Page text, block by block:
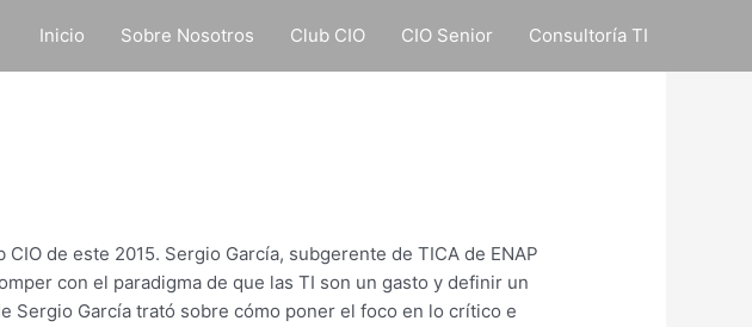
Inicio Sobre Nosotros Club CIO CIO Senior Consultoría TI
de este 2015. Sergio García, subgerente de TICA de ENAP
con el paradigma de que las TI son un gasto y definir un
Sergio García trató sobre cómo poner el foco en lo crítico e